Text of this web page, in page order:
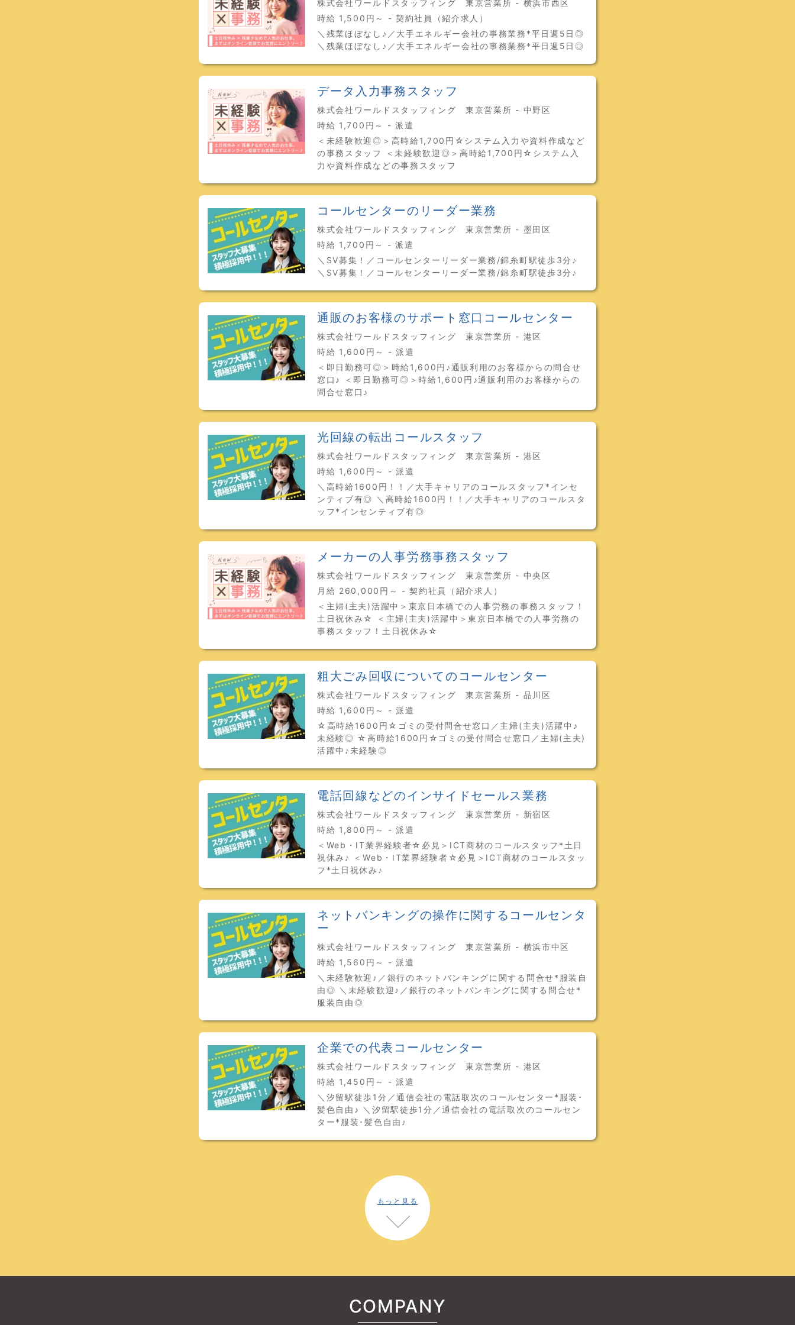
株式会社ワールドスタッフィング 東京営業所 - 横浜市西区
時給 1,500円～ - 契約社員（紹介求人）
＼残業ほぼなし♪／大手エネルギー会社の事務業務*平日週5日◎
＼残業ほぼなし♪／大手エネルギー会社の事務業務*平日週5日◎
データ入力事務スタッフ
株式会社ワールドスタッフィング 東京営業所 - 中野区
時給 1,700円～ - 派遣
＜未経験歓迎◎＞高時給1,700円☆システム入力や資料作成など
の事務スタッフ ＜未経験歓迎◎＞高時給1,700円☆システム入
力や資料作成などの事務スタッフ
コールセンターのリーダー業務
株式会社ワールドスタッフィング 東京営業所 - 墨田区
時給 1,700円～ - 派遣
＼SV募集！／コールセンターリーダー業務/錦糸町駅徒歩3分♪
＼SV募集！／コールセンターリーダー業務/錦糸町駅徒歩3分♪
通販のお客様のサポート窓口コールセンター
株式会社ワールドスタッフィング 東京営業所 - 港区
時給 1,600円～ - 派遣
＜即日勤務可◎＞時給1,600円♪通販利用のお客様からの問合せ
窓口♪ ＜即日勤務可◎＞時給1,600円♪通販利用のお客様からの
問合せ窓口♪
光回線の転出コールスタッフ
株式会社ワールドスタッフィング 東京営業所 - 港区
時給 1,600円～ - 派遣
＼高時給1600円！！／大手キャリアのコールスタッフ*インセ
ンティブ有◎ ＼高時給1600円！！／大手キャリアのコールスタ
ッフ*インセンティブ有◎
メーカーの人事労務事務スタッフ
株式会社ワールドスタッフィング 東京営業所 - 中央区
月給 260,000円～ - 契約社員（紹介求人）
＜主婦(主夫)活躍中＞東京日本橋での人事労務の事務スタッフ！
土日祝休み☆ ＜主婦(主夫)活躍中＞東京日本橋での人事労務の
事務スタッフ！土日祝休み☆
粗大ごみ回収についてのコールセンター
株式会社ワールドスタッフィング 東京営業所 - 品川区
時給 1,600円～ - 派遣
☆高時給1600円☆ゴミの受付問合せ窓口／主婦(主夫)活躍中♪
未経験◎ ☆高時給1600円☆ゴミの受付問合せ窓口／主婦(主夫)
活躍中♪未経験◎
電話回線などのインサイドセールス業務
株式会社ワールドスタッフィング 東京営業所 - 新宿区
時給 1,800円～ - 派遣
＜Web・IT業界経験者☆必見＞ICT商材のコールスタッフ*土日
祝休み♪ ＜Web・IT業界経験者☆必見＞ICT商材のコールスタッ
フ*土日祝休み♪
ネットバンキングの操作に関するコールセンタ
ー
株式会社ワールドスタッフィング 東京営業所 - 横浜市中区
時給 1,560円～ - 派遣
＼未経験歓迎♪／銀行のネットバンキングに関する問合せ*服装自
由◎ ＼未経験歓迎♪／銀行のネットバンキングに関する問合せ*
服装自由◎
企業での代表コールセンター
株式会社ワールドスタッフィング 東京営業所 - 港区
時給 1,450円～ - 派遣
＼汐留駅徒歩1分／通信会社の電話取次のコールセンター*服装･
髪色自由♪ ＼汐留駅徒歩1分／通信会社の電話取次のコールセン
ター*服装･髪色自由♪
もっと見る
COMPANY